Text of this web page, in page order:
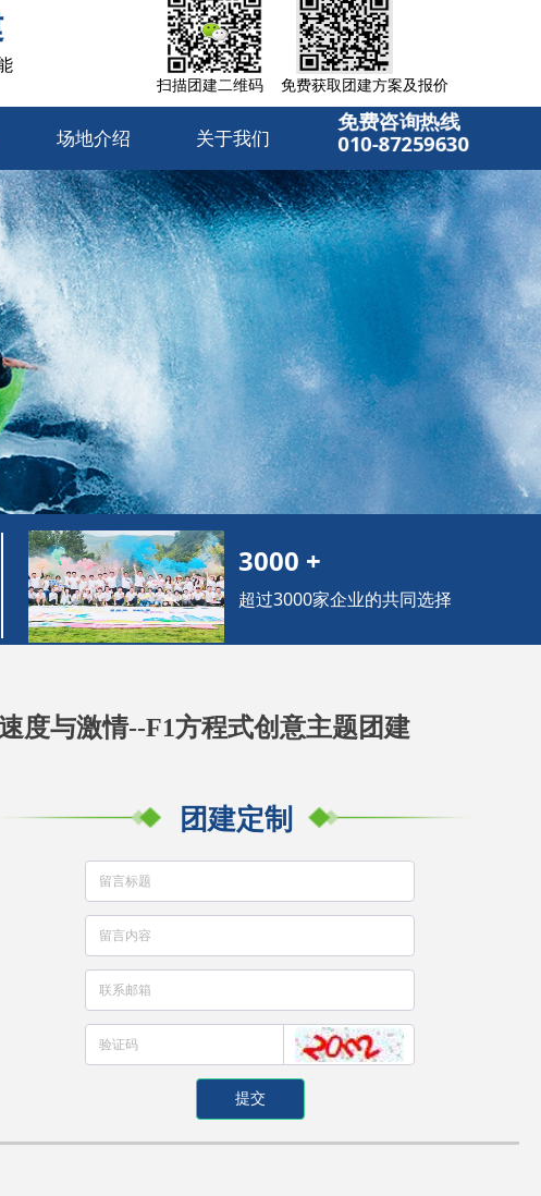
免费咨询热线
010-87259630
场地介绍 关于我们
扫描团建二维码 免费获取团建方案及报价
3000 +
超过3000家企业的共同选择
度与激情--F1方程式创意主题团建
提交
团建定制